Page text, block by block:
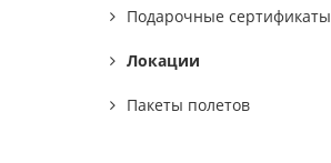
Подарочные сертификаты
Локации
Пакеты полетов